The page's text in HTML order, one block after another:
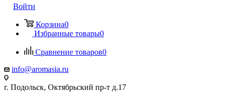
Войти
Корзина0
Избранные товары0
Сравнение товаров0
info@aromasia.ru
г. Подольск, Октябрьский пр-т д.17